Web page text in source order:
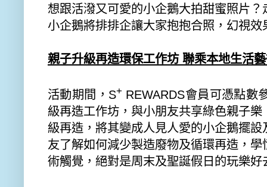
想跟活潑又可愛的小企鵝大拍甜蜜照片？
小企鵝將排排企讓大家抱抱合照， 幻視效
親子升級再造環保工作坊 聯乘本地生活
活動期間， S+ REWARDS會員可憑點數
級再造工作坊，與小朋友共享綠色親子樂
級再造， 將其變成人見人愛的小企鵝擺設
友了解如何減少製造廢物及循環再造， 學
術觸覺， 絕對是周末及聖誕假日的玩樂好